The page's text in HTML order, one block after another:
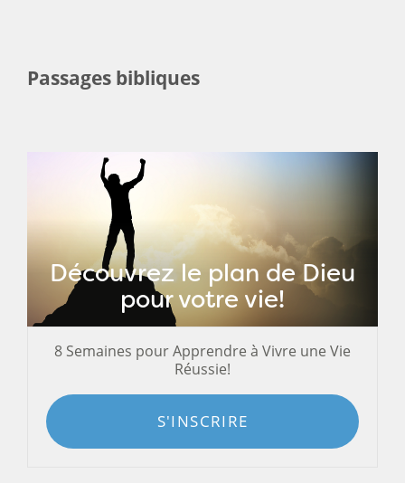
Passages bibliques
Découvrez le plan de Dieu
pour votre vie!
8 Semaines pour Apprendre à Vivre une Vie
Réussie!
S'INSCRIRE